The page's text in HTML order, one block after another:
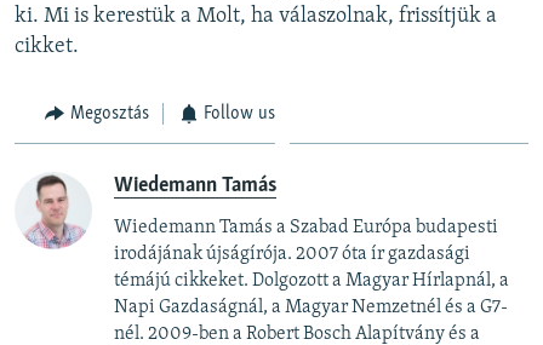
ki. Mi is kerestük a Molt, ha válaszolnak, frissítjük a
cikket.
Megosztás Follow us
Wiedemann Tamás
Wiedemann Tamás a Szabad Európa budapesti
irodájának újságírója. 2007 óta ír gazdasági
témájú cikkeket. Dolgozott a Magyar Hírlapnál, a
Napi Gazdaságnál, a Magyar Nemzetnél és a G7-
nél. 2009-ben a Robert Bosch Alapítvány és a